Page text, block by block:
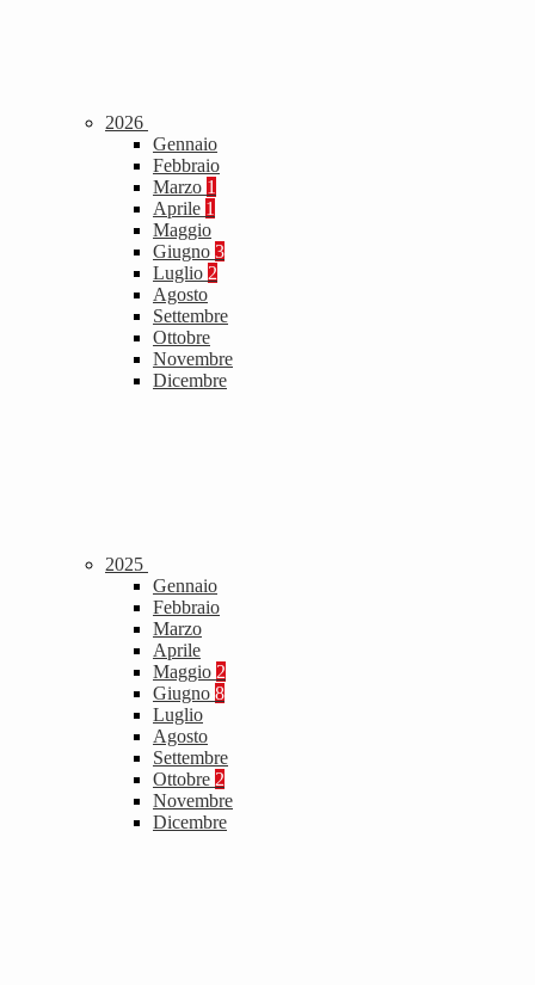
2026
Gennaio
Febbraio
Marzo 1
Aprile 1
Maggio
Giugno 3
Luglio 2
Agosto
Settembre
Ottobre
Novembre
Dicembre
2025
Gennaio
Febbraio
Marzo
Aprile
Maggio 2
Giugno 8
Luglio
Agosto
Settembre
Ottobre 2
Novembre
Dicembre